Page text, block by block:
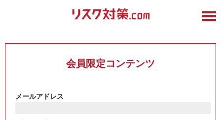
会員限定コンテンツ
メールアドレス